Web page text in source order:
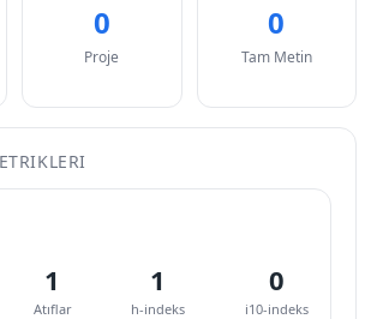
0
Proje
0
Tam Metin
1
Atıflar
1
h-indeks
0
i10-indeks